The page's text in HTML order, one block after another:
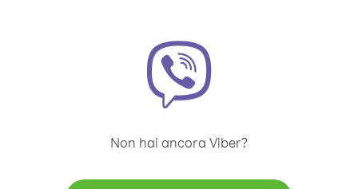
Non hai ancora Viber?